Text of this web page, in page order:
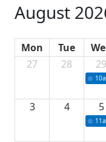
August
Mon Tue
27
28 29
10a
3 4 5
11a